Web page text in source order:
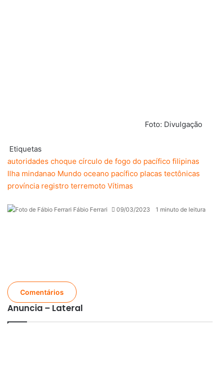
Foto: Divulgação
Etiquetas
autoridades choque círculo de fogo do pacífico filipinas
Ilha mindanao Mundo oceano pacífico placas tectônicas
província registro terremoto Vítimas
Fábio Ferrari 09/03/2023 1 minuto de leitura
Comentários
Anuncia – Lateral